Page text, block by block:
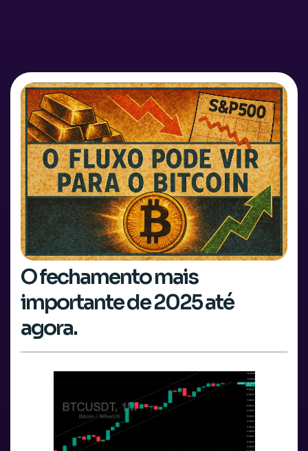
O fechamento mais
importante de 2025 até
agora.